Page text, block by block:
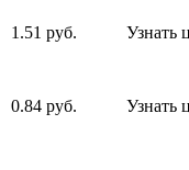
1.51 руб. Узнать
0.84 руб. Узнать